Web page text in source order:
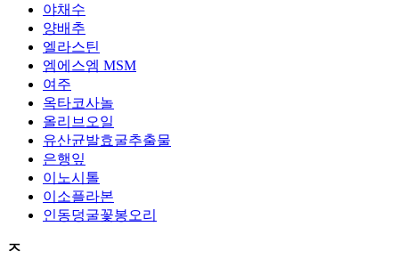
야채수
양배추
엘라스틴
엠에스엠 MSM
여주
옥타코사놀
올리브오일
유산균발효굴추출물
은행잎
이노시톨
이소플라본
인동덩굴꽃봉오리
ㅈ